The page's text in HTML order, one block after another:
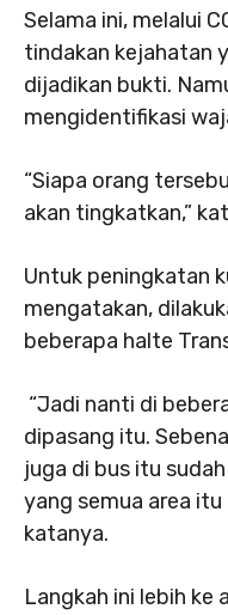
Selama ini, melalui
tindakan kejahatan
dijadikan bukti.
mengidentifikasi
“Siapa orang
akan tingkatkan,”
Untuk peningkatan
mengatakan,
beberapa halte
“Jadi nanti di
dipasang itu.
juga di bus itu
yang semua area itu
katanya.
Langkah ini lebih ke